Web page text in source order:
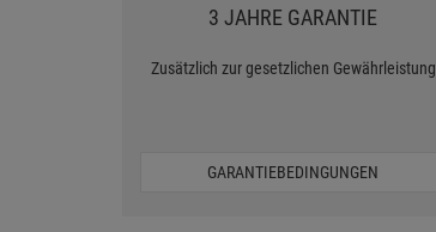
3 JAHRE GARANTIE
Zusätzlich zur gesetzlichen Gewährleistung
GARANTIEBEDINGUNGEN